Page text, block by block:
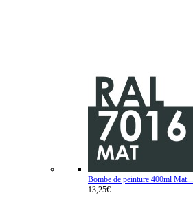
Bombe de peinture 400ml Mat...
13,25€